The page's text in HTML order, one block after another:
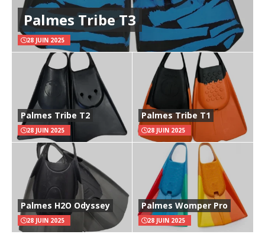
Palmes Tribe T3
28 JUIN 2025
Palmes Tribe T2
28 JUIN 2025
Palmes Tribe T1
28 JUIN 2025
Palmes H2O Odyssey
28 JUIN 2025
Palmes Womper Pro
28 JUIN 2025